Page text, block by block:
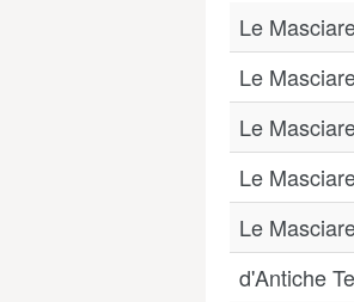
Le
Le
Le
Le
Le
d'Antiche